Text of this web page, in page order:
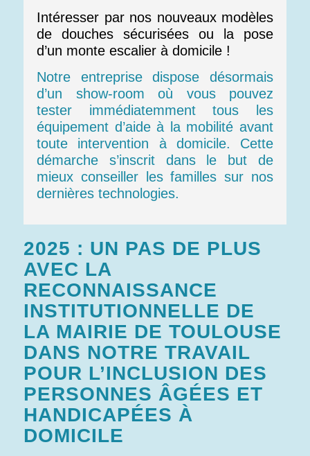
Intéresser par nos nouveaux modèles
de douches sécurisées ou la pose
d’un monte escalier à domicile !
Notre entreprise dispose désormais
d’un show-room où vous pouvez
tester immédiatemment tous les
équipement d’aide à la mobilité avant
toute intervention à domicile. Cette
démarche s’inscrit dans le but de
mieux conseiller les familles sur nos
dernières technologies.
2025 : UN PAS DE PLUS
AVEC LA
RECONNAISSANCE
INSTITUTIONNELLE DE
LA MAIRIE DE TOULOUSE
DANS NOTRE TRAVAIL
POUR L’INCLUSION DES
PERSONNES ÂGÉES ET
HANDICAPÉES À
DOMICILE